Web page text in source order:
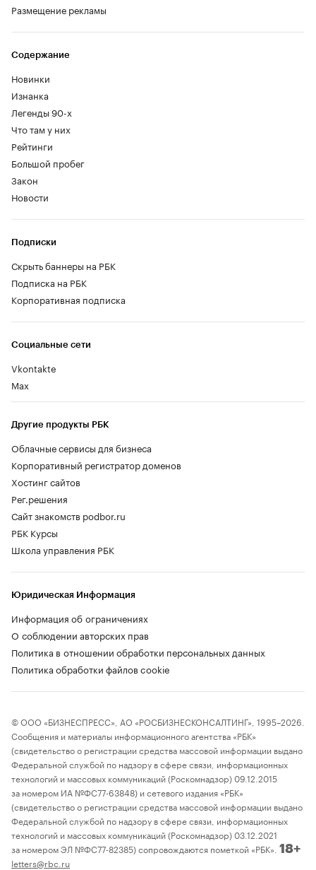
Размещение рекламы
Содержание
Новинки
Изнанка
Легенды 90-х
Что там у них
Рейтинги
Большой пробег
Закон
Новости
Социальные сети
Vkontakte
Max
Другие продукты РБК
Облачные сервисы для бизнеса
Корпоративный регистратор доменов
Хостинг сайтов
Рег.решения
Сайт знакомств podbor.ru
РБК Курсы
Школа управления РБК
Подписки
Скрыть баннеры на РБК
Подписка на РБК
Корпоративная подписка
Юридическая Информация
Информация об ограничениях
О соблюдении авторских прав
Политика в отношении обработки персональных данных
Политика обработки файлов cookie
© ООО «БИЗНЕСПРЕСС», АО «РОСБИЗНЕСКОНСАЛТИНГ», 1995–2026.
Сообщения и материалы информационного агентства «РБК»
(свидетельство о регистрации средства массовой информации выдано
Федеральной службой по надзору в сфере связи, информационных
технологий и массовых коммуникаций (Роскомнадзор) 09.12.2015
за номером ИА №ФС77-63848) и сетевого издания «РБК»
(свидетельство о регистрации средства массовой информации выдано
Федеральной службой по надзору в сфере связи, информационных
технологий и массовых коммуникаций (Роскомнадзор) 03.12.2021
за номером ЭЛ №ФС77-82385) сопровождаются пометкой «РБК». 18+
letters@rbc.ru